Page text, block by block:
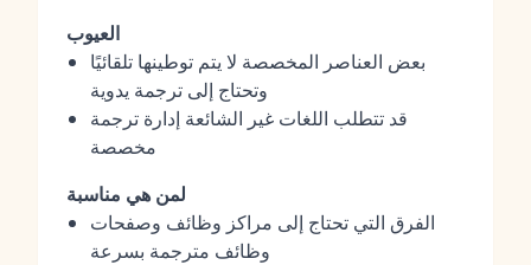
العيوب
بعض العناصر المخصصة لا يتم توطينها تلقائيًا
وتحتاج إلى ترجمة يدوية
قد تتطلب اللغات غير الشائعة إدارة ترجمة
مخصصة
لمن هي مناسبة
الفرق التي تحتاج إلى مراكز وظائف وصفحات
وظائف مترجمة بسرعة